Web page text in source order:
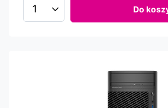
Ilość produktów Do